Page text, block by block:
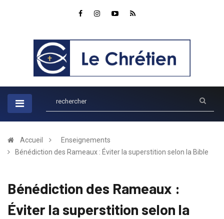
Accueil
Enseignements
Bénédiction des Rameaux : Éviter la superstition selon la Bible
Bénédiction des Rameaux :
Éviter la superstition selon la